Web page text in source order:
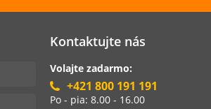
Kontaktujte nás
Volajte zadarmo:
+421 800 191 191
Po - pia: 8.00 - 16.00